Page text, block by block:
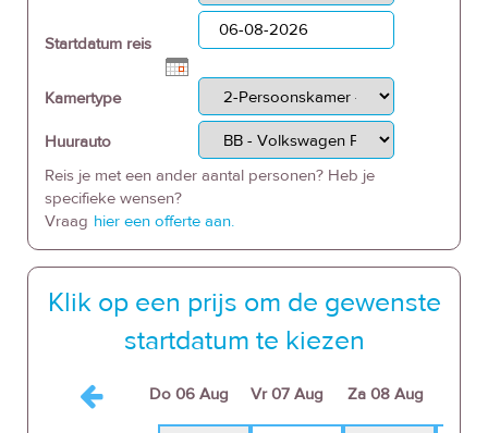
Startdatum reis
Kamertype
Huurauto
Reis je met een ander aantal personen? Heb je
specifieke wensen?
Vraag hier een offerte aan.
Klik op een prijs om de gewenste
startdatum te kiezen
Do 06 Aug Vr07 Aug Za 08 Aug